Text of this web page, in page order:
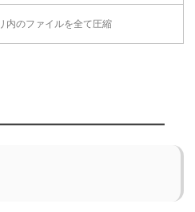
内のファイルを全て圧縮